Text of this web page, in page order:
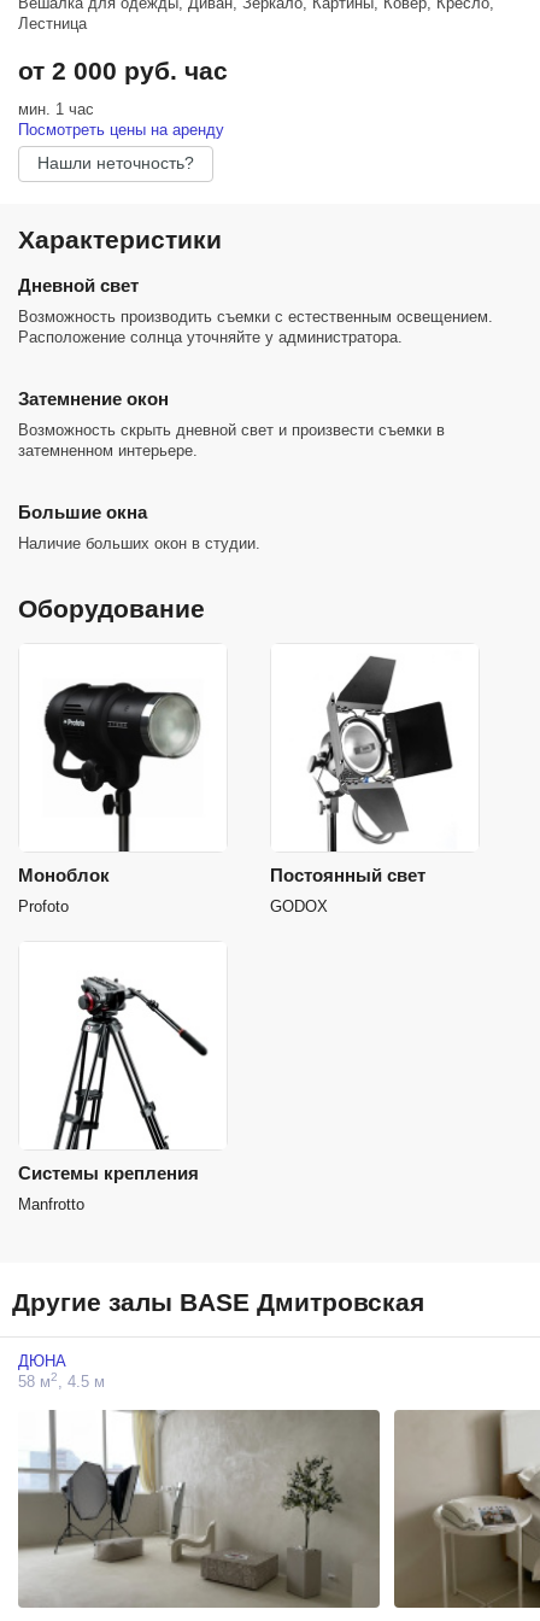
Лестница
от 2 000 руб. час
мин. 1 час
Посмотреть цены на аренду
Нашли неточность?
Характеристики
Дневной свет
Возможность производить съемки с естественным освещением.
Расположение солнца уточняйте у администратора.
Затемнение окон
Возможность скрыть дневной свет и произвести съемки в
затемненном интерьере.
Большие окна
Наличие больших окон в студии.
Оборудование
Моноблок
Profoto
Постоянный свет
GODOX
Системы крепления
Manfrotto
Другие залы BASE Дмитровская
ДЮНА
58 м2, 4.5 м